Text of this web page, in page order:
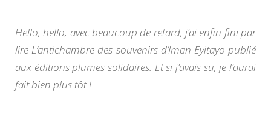
Eyitayo
Hello, hello, avec beaucoup de retard, j’ai enfin fini par
lire L’antichambre des souvenirs d’Iman Eyitayo publié
aux éditions plumes solidaires. Et si j’avais su, je l’aurai
fait bien plus tôt !